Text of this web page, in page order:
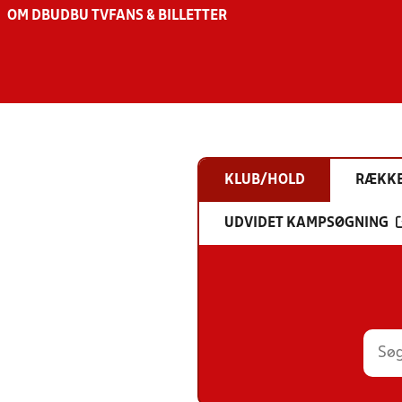
OM DBU DBU TV FANS & BILLETTER
KLUB/HOLD
UDVIDET KAMPSØGNING